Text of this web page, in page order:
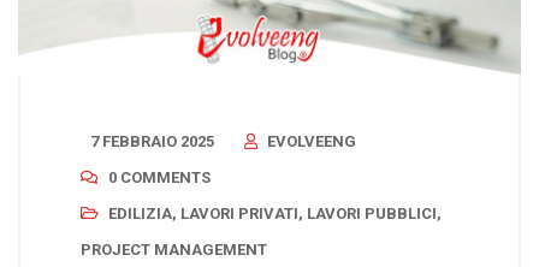
7 FEBBRAIO 2025
EVOLVEENG
0 COMMENTS
EDILIZIA, LAVORI PRIVATI, LAVORI PUBBLICI,
PROJECT MANAGEMENT